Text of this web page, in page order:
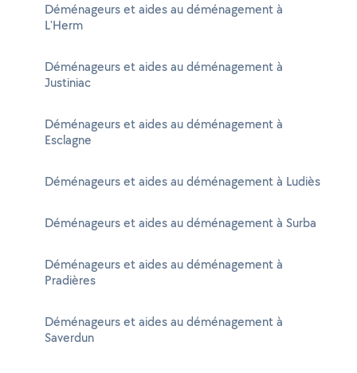
Déménageurs et aides au déménagement à
L'Herm
Déménageurs et aides au déménagement à
Justiniac
Déménageurs et aides au déménagement à
Esclagne
Déménageurs et aides au déménagement à Ludiès
Déménageurs et aides au déménagement à Surba
Déménageurs et aides au déménagement à
Pradières
Déménageurs et aides au déménagement à
Saverdun